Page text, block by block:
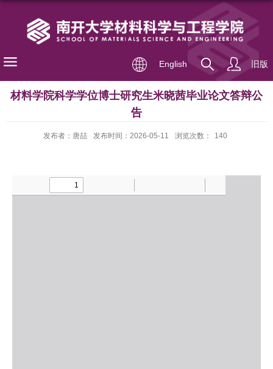
English 旧版
材料学院科学学位博士研究生米晓茜毕业论文答辩公
告
发布者：唐喆 发布时间：2026-05-11 浏览次数： 140